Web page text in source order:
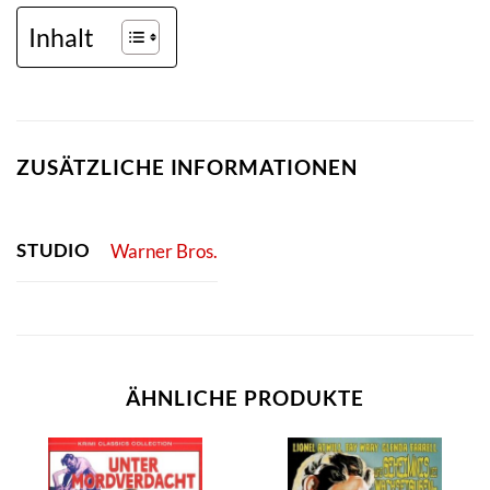
Inhalt
ZUSÄTZLICHE INFORMATIONEN
STUDIO Warner Bros.
ÄHNLICHE PRODUKTE